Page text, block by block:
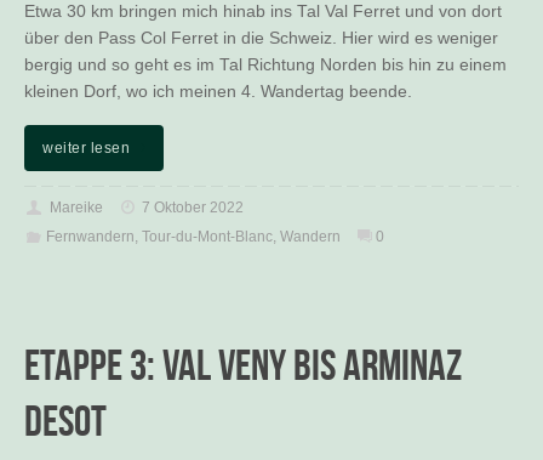
Etwa 30 km bringen mich hinab ins Tal Val Ferret und von dort
über den Pass Col Ferret in die Schweiz. Hier wird es weniger
bergig und so geht es im Tal Richtung Norden bis hin zu einem
kleinen Dorf, wo ich meinen 4. Wandertag beende.
weiter lesen
Mareike
7 Oktober 2022
Fernwandern, Tour-du-Mont-Blanc, Wandern 0
Etappe 3: Val Veny bis Arminaz
Desot